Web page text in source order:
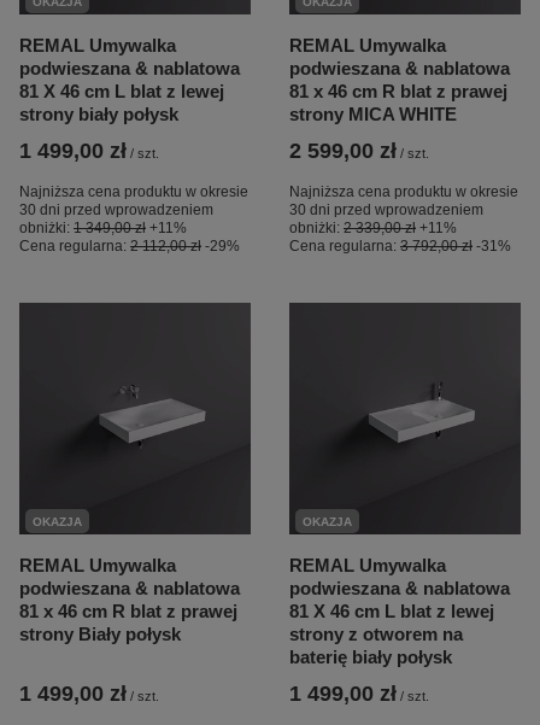
REMAL Umywalka
podwieszana & nablatowa
81 X 46 cm L blat z lewej
strony biały połysk
1 499,00 zł / szt.
Najniższa cena produktu w okresie
30 dni przed wprowadzeniem
obniżki: 1 349,00 zł +11%
Cena regularna: 2 112,00 zł -29%
REMAL Umywalka
podwieszana & nablatowa
81 x 46 cm R blat z prawej
strony MICA WHITE
2 599,00 zł / szt.
Najniższa cena produktu w okresie
30 dni przed wprowadzeniem
obniżki: 2 339,00 zł +11%
Cena regularna: 3 792,00 zł -31%
OKAZJA
REMAL Umywalka
podwieszana & nablatowa
81 x 46 cm R blat z prawej
strony Biały połysk
1 499,00 zł / szt.
OKAZJA
REMAL Umywalka
podwieszana & nablatowa
81 X 46 cm L blat z lewej
strony z otworem na
baterię biały połysk
1 499,00 zł / szt.